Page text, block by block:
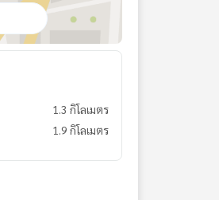
1.3 กิโลเมตร
1.9 กิโลเมตร